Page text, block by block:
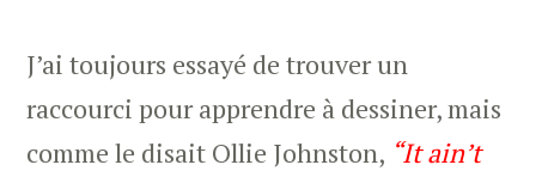
J’ai toujours essayé de trouver un
raccourci pour apprendre à dessiner, mais
comme le disait Ollie Johnston, “It ain’t